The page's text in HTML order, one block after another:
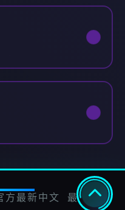
最新中文 最新中文